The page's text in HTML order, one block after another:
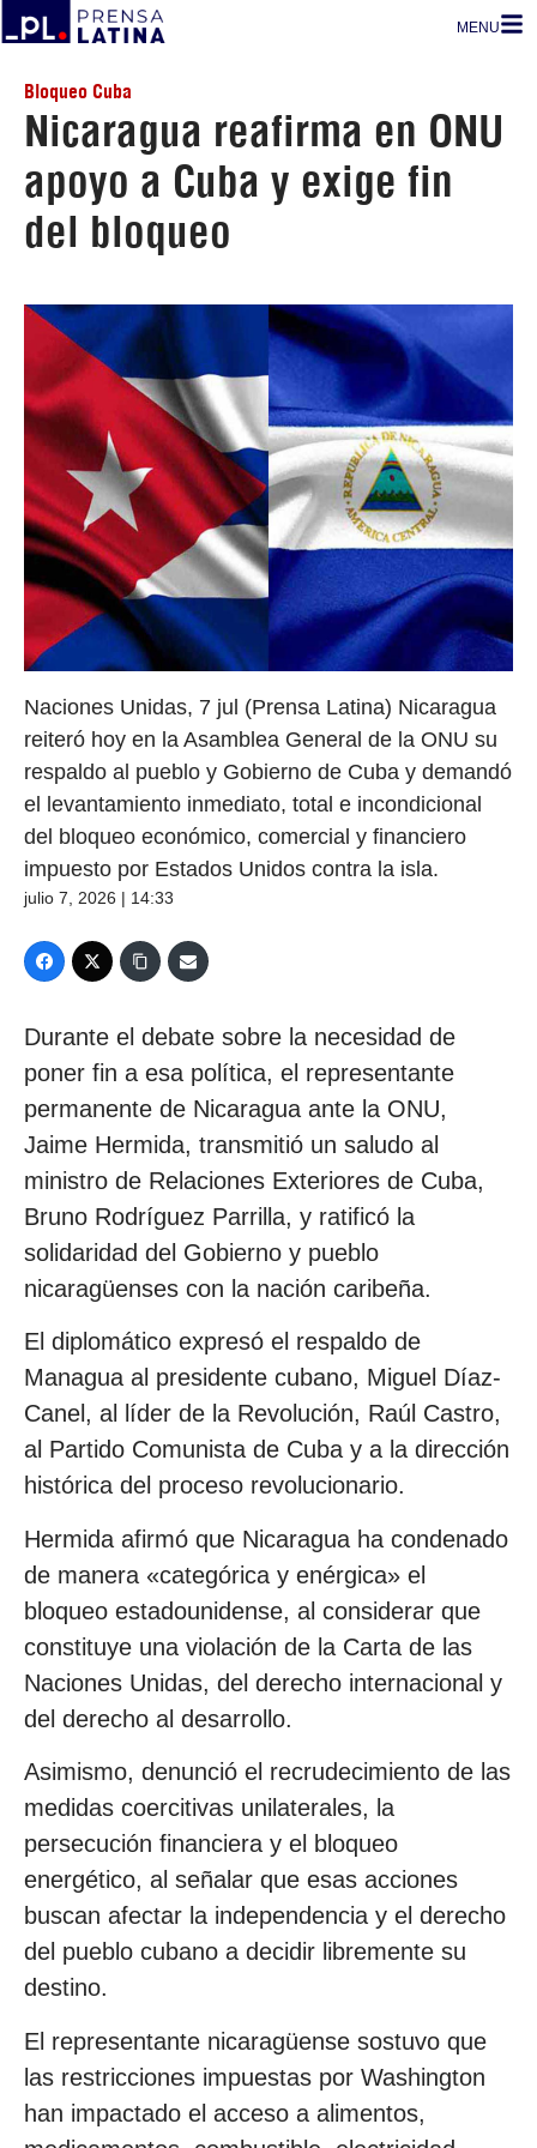
MENU
Bloqueo Cuba
Nicaragua reafirma en ONU
apoyo a Cuba y exige fin
del bloqueo
Naciones Unidas, 7 jul (Prensa Latina) Nicaragua
reiteró hoy en la Asamblea General de la ONU su
respaldo al pueblo y Gobierno de Cuba y demandó
el levantamiento inmediato, total e incondicional
del bloqueo económico, comercial y financiero
impuesto por Estados Unidos contra la isla.
julio 7, 2026 | 14:33
Durante el debate sobre la necesidad de
poner fin a esa política, el representante
permanente de Nicaragua ante la ONU,
Jaime Hermida, transmitió un saludo al
ministro de Relaciones Exteriores de Cuba,
Bruno Rodríguez Parrilla, y ratificó la
solidaridad del Gobierno y pueblo
nicaragüenses con la nación caribeña.
El diplomático expresó el respaldo de
Managua al presidente cubano, Miguel Díaz-
Canel, al líder de la Revolución, Raúl Castro,
al Partido Comunista de Cuba y a la dirección
histórica del proceso revolucionario.
Hermida afirmó que Nicaragua ha condenado
de manera «categórica y enérgica» el
bloqueo estadounidense, al considerar que
constituye una violación de la Carta de las
Naciones Unidas, del derecho internacional y
del derecho al desarrollo.
Asimismo, denunció el recrudecimiento de las
medidas coercitivas unilaterales, la
persecución financiera y el bloqueo
energético, al señalar que esas acciones
buscan afectar la independencia y el derecho
del pueblo cubano a decidir libremente su
destino.
El representante nicaragüense sostuvo que
las restricciones impuestas por Washington
han impactado el acceso a alimentos,